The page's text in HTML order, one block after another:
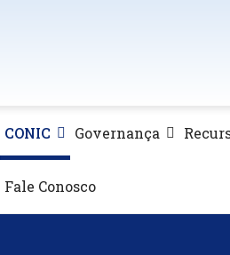
CONIC Governança
Fale Conosco